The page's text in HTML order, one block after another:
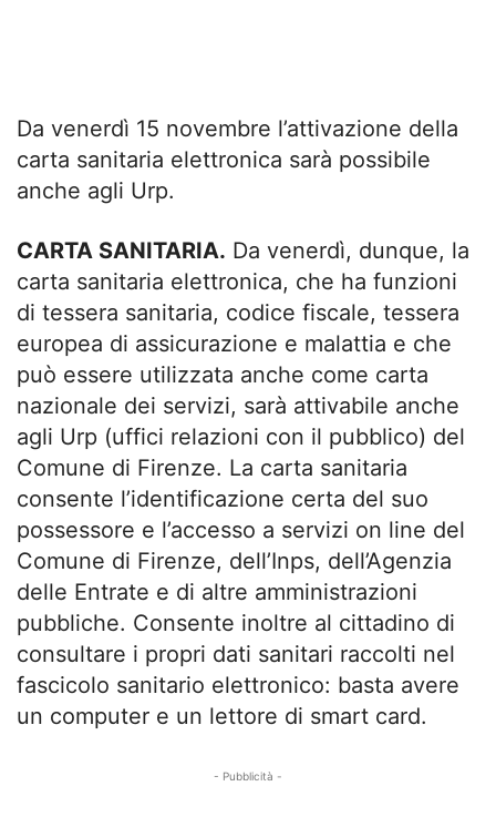
Da venerdì 15 novembre l’attivazione della
carta sanitaria elettronica sarà possibile
anche agli Urp.
CARTA SANITARIA. Da venerdì, dunque, la
carta sanitaria elettronica, che ha funzioni
di tessera sanitaria, codice fiscale, tessera
europea di assicurazione e malattia e che
può essere utilizzata anche come carta
nazionale dei servizi, sarà attivabile anche
agli Urp (uffici relazioni con il pubblico) del
Comune di Firenze. La carta sanitaria
consente l’identificazione certa del suo
possessore e l’accesso a servizi on line del
Comune di Firenze, dell’Inps, dell’Agenzia
delle Entrate e di altre amministrazioni
pubbliche. Consente inoltre al cittadino di
consultare i propri dati sanitari raccolti nel
fascicolo sanitario elettronico: basta avere
un computer e un lettore di smart card.
- Pubblicità -